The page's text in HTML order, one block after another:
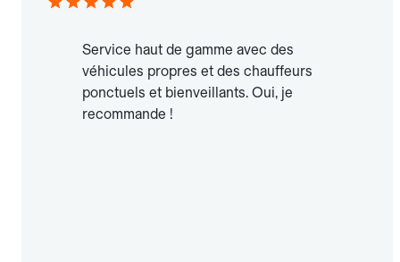
Service haut de gamme avec des
véhicules propres et des chauffeurs
ponctuels et bienveillants. Oui, je
recommande !